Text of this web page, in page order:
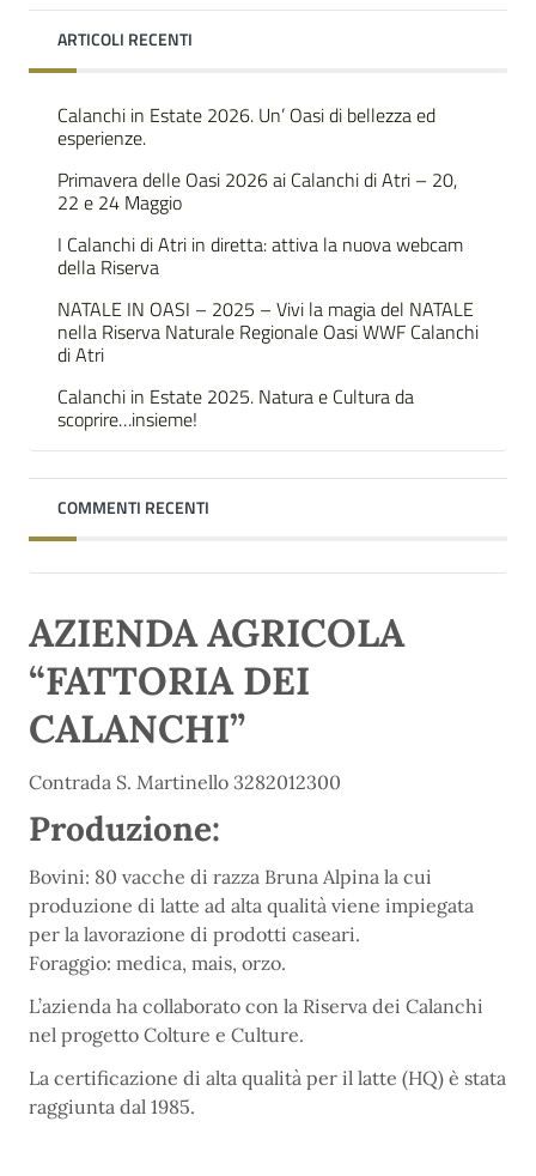
ARTICOLI RECENTI
Calanchi in Estate 2026. Un’ Oasi di bellezza ed
esperienze.
Primavera delle Oasi 2026 ai Calanchi di Atri – 20,
22 e 24 Maggio
I Calanchi di Atri in diretta: attiva la nuova webcam
della Riserva
NATALE IN OASI – 2025 – Vivi la magia del NATALE
nella Riserva Naturale Regionale Oasi WWF Calanchi
di Atri
Calanchi in Estate 2025. Natura e Cultura da
scoprire…insieme!
COMMENTI RECENTI
AZIENDA AGRICOLA
“FATTORIA DEI
CALANCHI”
Contrada S. Martinello 3282012300
Produzione:
Bovini: 80 vacche di razza Bruna Alpina la cui
produzione di latte ad alta qualità viene impiegata
per la lavorazione di prodotti caseari.
Foraggio: medica, mais, orzo.
L’azienda ha collaborato con la Riserva dei Calanchi
nel progetto Colture e Culture.
La certificazione di alta qualità per il latte (HQ) è stata
raggiunta dal 1985.